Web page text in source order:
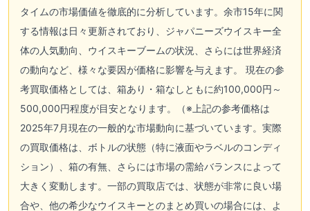
タイムの市場価値を徹底的に分析しています。余市15年に関
する情報は日々更新されており、ジャパニーズウイスキー全
体の人気動向、ウイスキーブームの状況、さらには世界経済
の動向など、様々な要因が価格に影響を与えます。 現在の参
考買取価格としては、箱あり・箱なしともに約100,000円～
500,000円程度が目安となります。（※上記の参考価格は
2025年7月現在の一般的な市場動向に基づいています。実際
の買取価格は、ボトルの状態（特に液面やラベルのコンディ
ション）、箱の有無、さらには市場の需給バランスによって
大きく変動します。一部の買取店では、状態が非常に良い場
合や、他の希少なウイスキーとのまとめ買いの場合には、よ